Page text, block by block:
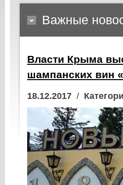
Важные
Власти Крыма
шампанских вин
18.12.2017 /